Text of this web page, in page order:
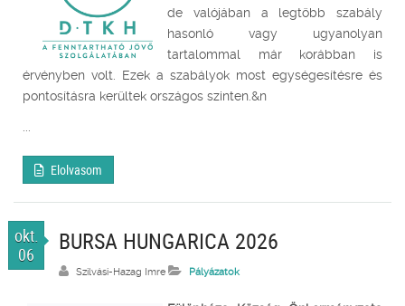
de valójában a legtöbb szabály
hasonló vagy ugyanolyan
tartalommal már korábban is
érvényben volt. Ezek a szabályok most egységesítésre és
pontosításra kerültek országos szinten.&n
...
Elolvasom
okt.
06
BURSA HUNGARICA 2026
Szilvási-Hazag Imre Pályázatok